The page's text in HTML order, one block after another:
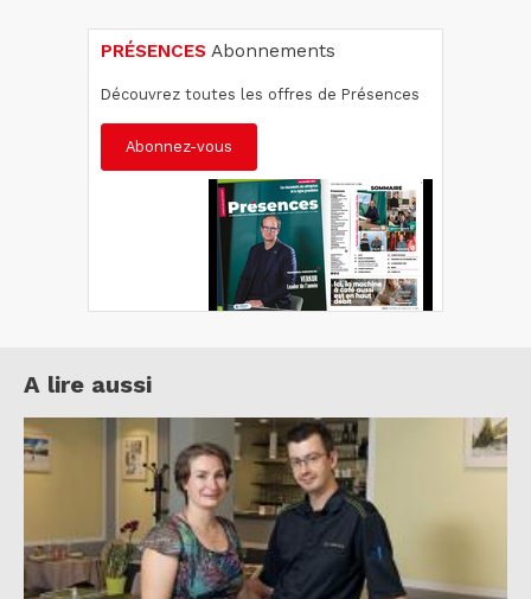
PRÉSENCES Abonnements
Découvrez toutes les offres de Présences
Abonnez-vous
A lire aussi